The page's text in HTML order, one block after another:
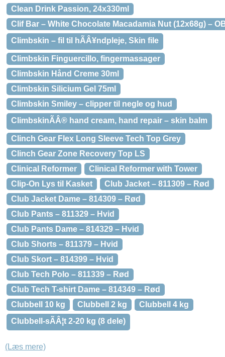
Clean Drink Passion, 24x330ml
Clif Bar – White Chocolate Macadamia Nut (12x68g) –
Climbskin – fil til hÃÂ¥ndpleje, Skin file
Climbskin Finguercillo, fingermassager
Climbskin Hånd Creme 30ml
Climbskin Silicium Gel 75ml
Climbskin Smiley – clipper til negle og hud
ClimbskinÃÂ® hand cream, hand repair – skin balm
Clinch Gear Flex Long Sleeve Tech Top Grey
Clinch Gear Zone Recovery Top LS
Clinical Reformer
Clinical Reformer with Tower
Clip-On Lys til Kasket
Club Jacket – 811309 – Rød
Club Jacket Dame – 814309 – Rød
Club Pants – 811329 – Hvid
Club Pants Dame – 814329 – Hvid
Club Shorts – 811379 – Hvid
Club Skort – 814399 – Hvid
Club Tech Polo – 811339 – Rød
Club Tech T-shirt Dame – 814349 – Rød
Clubbell 10 kg
Clubbell 2 kg
Clubbell 4 kg
Clubbell-sÃÂ¦t 2-20 kg (8 dele)
(Læs mere)